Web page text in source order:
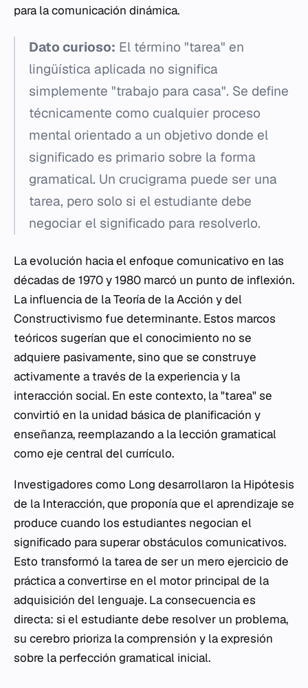
para la comunicación dinámica.
Dato curioso: El término "tarea" en
lingüística aplicada no significa
simplemente "trabajo para casa". Se define
técnicamente como cualquier proceso
mental orientado a un objetivo donde el
significado es primario sobre la forma
gramatical. Un crucigrama puede ser una
tarea, pero solo si el estudiante debe
negociar el significado para resolverlo.
La evolución hacia el enfoque comunicativo en las
décadas de 1970 y 1980 marcó un punto de inflexión.
La influencia de la Teoría de la Acción y del
Constructivismo fue determinante. Estos marcos
teóricos sugerían que el conocimiento no se
adquiere pasivamente, sino que se construye
activamente a través de la experiencia y la
interacción social. En este contexto, la "tarea" se
convirtió en la unidad básica de planificación y
enseñanza, reemplazando a la lección gramatical
como eje central del currículo.
Investigadores como Long desarrollaron la Hipótesis
de la Interacción, que proponía que el aprendizaje se
produce cuando los estudiantes negocian el
significado para superar obstáculos comunicativos.
Esto transformó la tarea de ser un mero ejercicio de
práctica a convertirse en el motor principal de la
adquisición del lenguaje. La consecuencia es
directa: si el estudiante debe resolver un problema,
su cerebro prioriza la comprensión y la expresión
sobre la perfección gramatical inicial.